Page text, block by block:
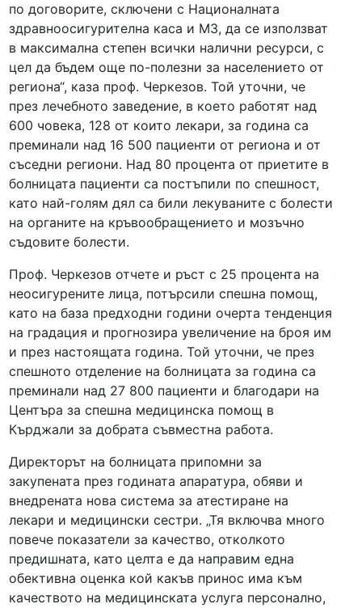
по договорите, сключени с Националната
здравноосигурителна каса и МЗ, да се използват
в максимална степен всички налични ресурси, с
цел да бъдем още по-полезни за населението от
региона“, каза проф. Черкезов. Той уточни, че
през лечебното заведение, в което работят над
600 човека, 128 от които лекари, за година са
преминали над 16 500 пациенти от региона и от
съседни региони. Над 80 процента от приетите в
болницата пациенти са постъпили по спешност,
като най-голям дял са били лекуваните с болести
на органите на кръвообращението и мозъчно
съдовите болести.
Проф. Черкезов отчете и ръст с 25 процента на
неосигурените лица, потърсили спешна помощ,
като на база предходни години очерта тенденция
на градация и прогнозира увеличение на броя им
и през настоящата година. Той уточни, че през
спешното отделение на болницата за година са
преминали над 27 800 пациенти и благодари на
Центъра за спешна медицинска помощ в
Кърджали за добрата съвместна работа.
Директорът на болницата припомни за
закупената през годината апаратура, обяви и
внедрената нова система за атестиране на
лекари и медицински сестри. „Тя включва много
повече показатели за качество, отколкото
предишната, като целта е да направим една
обективна оценка кой какъв принос има към
качеството на медицинската услуга персонално,